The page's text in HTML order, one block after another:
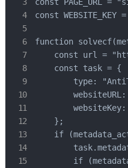
const
function
const url =
    const task = {
type:
websiteURL:
websiteKey:
    };
if
if